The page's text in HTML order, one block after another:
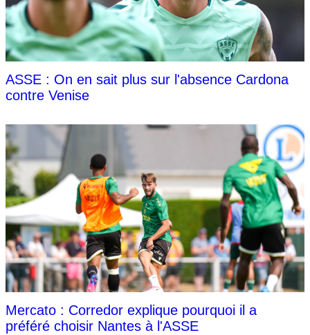
ASSE : On en sait plus sur l'absence Cardona
contre Venise
Mercato : Corredor explique pourquoi il a
préféré choisir Nantes à l'ASSE